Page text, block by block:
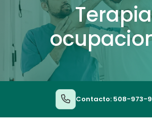
Terapia
Contacto: 508-973-